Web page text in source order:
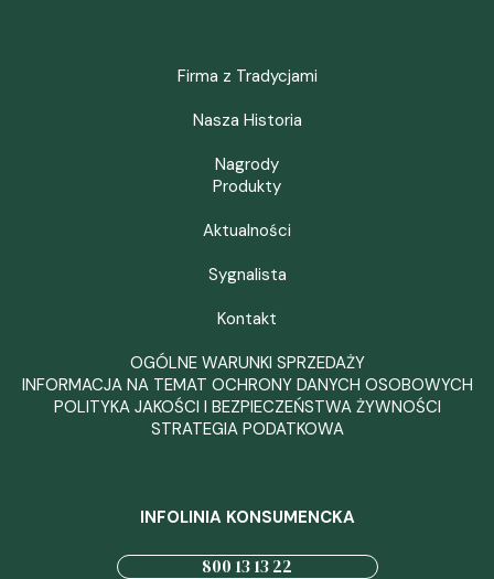
Firma z Tradycjami
Nasza Historia
Nagrody
Produkty
Aktualności
Sygnalista
Kontakt
OGÓLNE WARUNKI SPRZEDAŻY
INFORMACJA NA TEMAT OCHRONY DANYCH OSOBOWYCH
POLITYKA JAKOŚCI I BEZPIECZEŃSTWA ŻYWNOŚCI
STRATEGIA PODATKOWA
INFOLINIA KONSUMENCKA
800 13 13 22